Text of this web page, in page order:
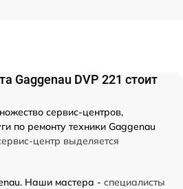
Gaggenau DVP 221 стоит
сервис-центров,
по ремонту техники Gaggenau
центр выделяется
Наши мастера - специалисты